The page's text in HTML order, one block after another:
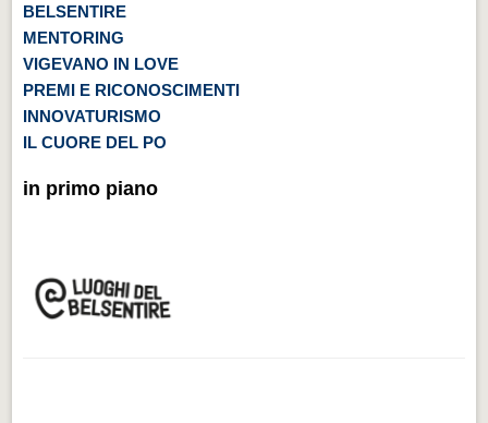
BELSENTIRE
MENTORING
VIGEVANO IN LOVE
PREMI E RICONOSCIMENTI
INNOVATURISMO
IL CUORE DEL PO
in primo piano